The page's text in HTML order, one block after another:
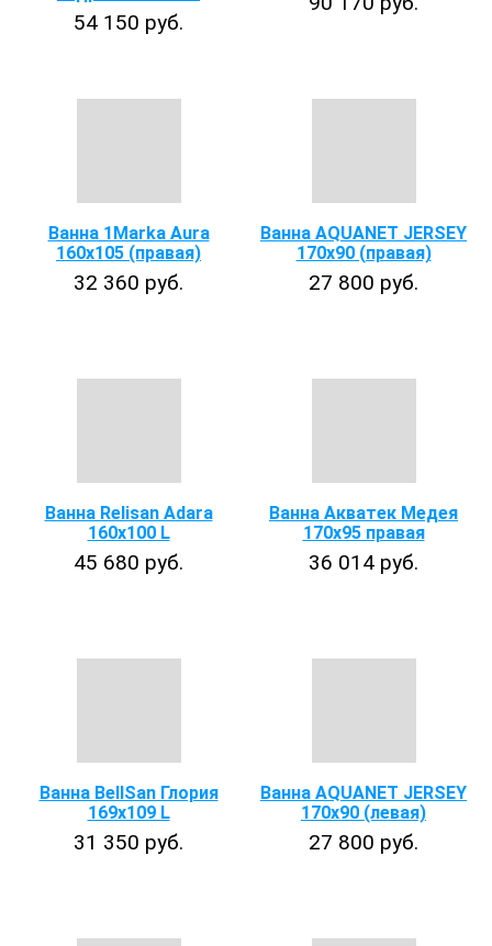
54 150 руб.
Ванна 1Marka Aura
160х105 (правая)
32 360 руб.
Ванна AQUANET JERSEY
170х90 (правая)
27 800 руб.
Ванна Relisan Adara
160x100 L
45 680 руб.
Ванна Акватек Медея
170х95 правая
36 014 руб.
Ванна BellSan Глория
169х109 L
31 350 руб.
Ванна AQUANET JERSEY
170х90 (левая)
27 800 руб.